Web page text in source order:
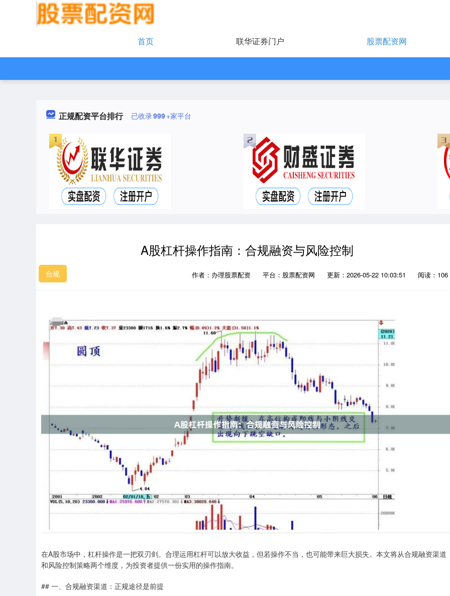
首页 联华证券门户 股票配资网
正规配资平台排行 已收录999+家平台
A股杠杆操作指南：合规融资与风险控制
合规 作者：办理股票配资 平台：股票配资网 更新：2026-05-22 10:03:51 阅读：106
在A股市场中，杠杆操作是一把双刃剑。合理运用杠杆可以放大收益，但若操作不当，也可能带来巨大损失。本文将从合规融资渠道
和风险控制策略两个维度，为投资者提供一份实用的操作指南。
## 一、合规融资渠道：正规途径是前提